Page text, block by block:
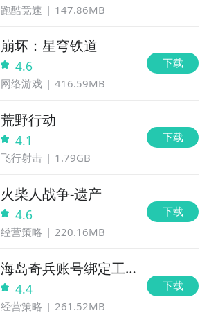
跑酷竞速 147.86MB
崩坏：星穹铁道
4.6
网络游戏 416.59MB
下载
荒野行动
4.1
飞行射击 1.79GB
下载
火柴人战争-遗产
4.6
经营策略 220.16MB
下载
海岛奇兵账号绑定工
具 4.4
经营策略 261.52MB
下载